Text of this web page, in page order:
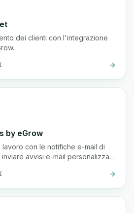
dei clienti con l'integrazione
by eGrow
lavoro con le notifiche e-mail di
avvisi e-mail personalizzati